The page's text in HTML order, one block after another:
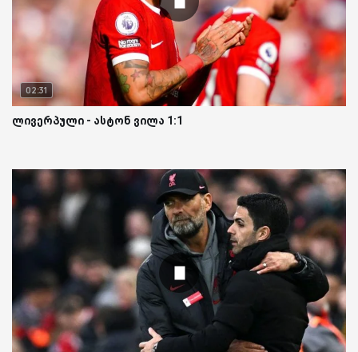
02:31
ლივერპული - ასტონ ვილა 1:1